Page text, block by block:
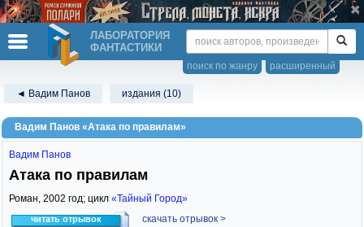
ЛАБОРАТОРИЯ
ФАНТАСТИКИ
расширенный
поиск по жанру
◄ Вадим Панов издания (10)
Вадим Панов «Атака по правилам»
Вадим Панов
Атака по правилам
Роман, 2002 год; цикл «Тайный Город»
читать отрывок скачать отрывок >